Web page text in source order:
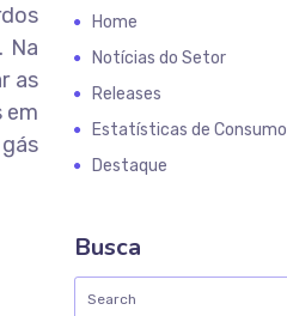
Na
as
em
Home
Notícias do Setor
Releases
Estatísticas de Consumo
Destaque
Busca